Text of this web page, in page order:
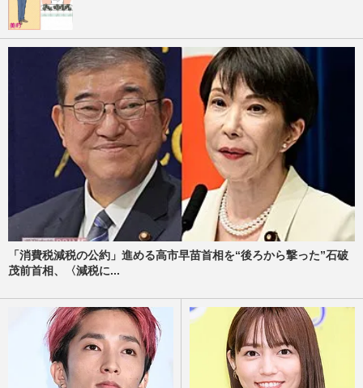
「消費税減税の公約」進める高市早苗首相を“後ろから撃った”石破
茂前首相、〈減税に...